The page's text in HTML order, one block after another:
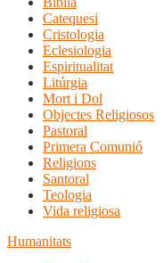
Catequesi
Cristologia
Eclesiologia
Espiritualitat
Litúrgia
Mort i Dol
Objectes Religiosos
Pastoral
Primera Comunió
Religions
Santoral
Teologia
Vida religiosa
Humanitats